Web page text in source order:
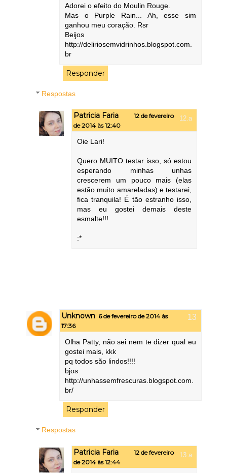
Adorei o efeito do Moulin Rouge.
Mas o Purple Rain... Ah, esse sim
ganhou meu coração. Rsr
Beijos
http://deliriosemvidrinhos.blogspot.com.
br
Responder
Respostas
Patricia Faria
12 de fevereiro
de 2014 às 12:40
Oie Lari!
Quero MUITO testar isso, só estou
esperando minhas unhas
crescerem um pouco mais (elas
estão muito amareladas) e testarei,
fica tranquila! É tão estranho isso,
mas eu gostei demais deste
esmalte!!!
:*
Unknown 6 de fevereiro de 2014 às
17:36
Olha Patty, não sei nem te dizer qual eu
gostei mais, kkk
pq todos são lindos!!!!
bjos
http://unhassemfrescuras.blogspot.com.
br/
Responder
Respostas
Patricia Faria
12 de fevereiro
de 2014 às 12:44